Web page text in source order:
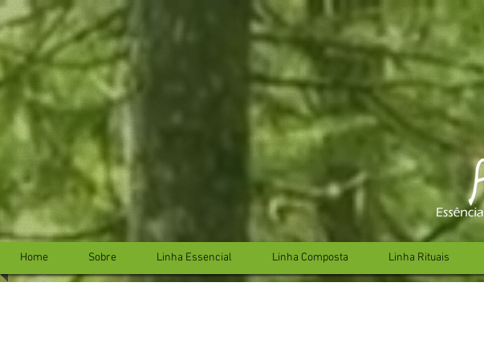
...
Home Sobre Linha Essencial Linha Composta Linha Rituais